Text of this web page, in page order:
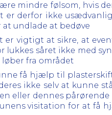
mindre følsom, hvis
er derfor ikke
undlade at bedøve
er vigtigt at sikre, at
såret ikke med
fra området
få hjælp til
ikke selv at kunne
eller dennes pårørende
visitation for at få